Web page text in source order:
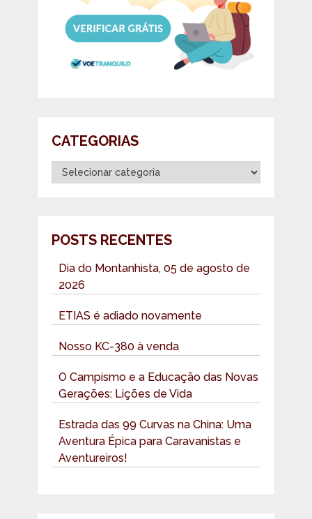
CATEGORIAS
Categorias
POSTS RECENTES
Dia do Montanhista, 05 de agosto de
2026
ETIAS é adiado novamente
Nosso KC-380 à venda
O Campismo e a Educação das Novas
Gerações: Lições de Vida
Estrada das 99 Curvas na China: Uma
Aventura Épica para Caravanistas e
Aventureiros!